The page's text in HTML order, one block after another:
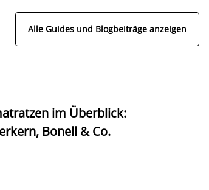
Alle Guides und Blogbeiträge anzeigen
im Überblick:
Bonell & Co.